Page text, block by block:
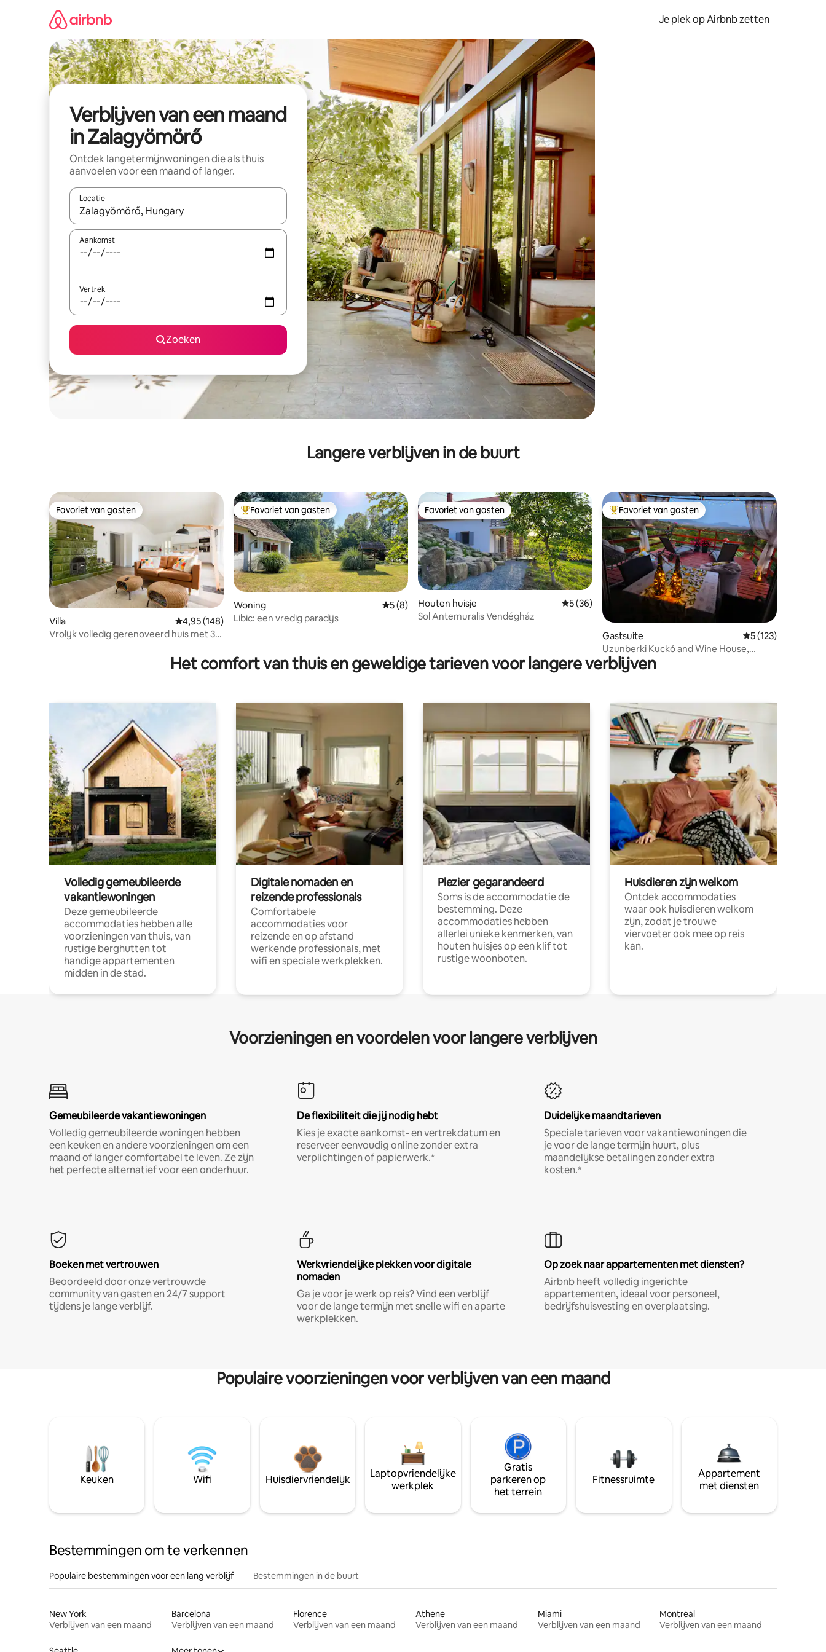
Je plek op Airbnb zetten
Verblijven van een maand
in Zalagyömörő
Ontdek langetermijnwoningen die als thuis
aanvoelen voor een maand of langer.
Locatie
Wanneer er resultaten beschikbaar zijn, maak je een keuze met je de pijltjestoetsen omhoog en omlaag, óf door te tikken of swipen.
Aankomst
Vertrek
Zoeken
Langere verblijven in de buurt
Favoriet van gasten
Favoriet van gasten
Villa Gemiddelde beoordeling van 4,95 op 5, 148 recensies
4,95 (148)
Vrolijk volledig gerenoveerd huis met 3
Topfavoriet van gasten
Favoriet van gasten
Woning Gemiddelde beoordeling van 5 op 5, 8 recensies
5 (8)
Libic: een vredig paradijs
Favoriet van gasten
Favoriet van gasten
Houten huisje Gemiddelde beoordeling van 5 op 5, 36 recensies
5 (36)
Sol Antemuralis Vendégház
Topfavoriet van gasten
Favoriet van gasten
Gastsuite Gemiddelde
5 (123)
Uzunberki Kuckó and Wine House,
Balaton Uplands
Het comfort van thuis en geweldige tarieven voor langere verblijven
Volledig gemeubileerde
vakantiewoningen
Deze gemeubileerde
accommodaties hebben alle
voorzieningen van thuis, van
rustige berghutten tot
handige appartementen
midden in de stad.
Digitale nomaden en
reizende professionals
Comfortabele
accommodaties voor
reizende en op afstand
werkende professionals, met
wifi en speciale werkplekken.
Plezier gegarandeerd
Soms is de accommodatie de
bestemming. Deze
accommodaties hebben
allerlei unieke kenmerken, van
houten huisjes op een klif tot
rustige woonboten.
Huisdieren zijn welkom
Ontdek accommodaties
waar ook huisdieren welkom
zijn, zodat je trouwe
viervoeter ook mee op reis
kan.
Voorzieningen en voordelen voor langere verblijven
Gemeubileerde vakantiewoningen
Volledig gemeubileerde woningen hebben
een keuken en andere voorzieningen om een
maand of langer comfortabel te leven. Ze zijn
het perfecte alternatief voor een onderhuur.
De flexibiliteit die jij nodig hebt
Kies je exacte aankomst- en vertrekdatum en
reserveer eenvoudig online zonder extra
verplichtingen of papierwerk.*
Duidelijke maandtarieven
Speciale tarieven voor vakantiewoningen die
je voor de lange termijn huurt, plus
maandelijkse betalingen zonder extra
kosten.*
Boeken met vertrouwen
Beoordeeld door onze vertrouwde
community van gasten en 24/7 support
tijdens je lange verblijf.
Werkvriendelijke plekken voor digitale
nomaden
Ga je voor je werk op reis? Vind een verblijf
voor de lange termijn met snelle wifi en aparte
werkplekken.
Op zoek naar appartementen met diensten?
Airbnb heeft volledig ingerichte
appartementen, ideaal voor personeel,
bedrijfshuisvesting en overplaatsing.
Populaire voorzieningen voor verblijven van een maand
Keuken Wifi Huisdiervriendelijk
Laptopvriendelijke
werkplek
Gratis
parkeren op
het terrein
Fitnessruimte
Appartement
met diensten
Bestemmingen om te verkennen
Populaire bestemmingen voor een lang verblijf Bestemmingen in de buurt
New York
Verblijven van een maand
Barcelona
Verblijven van een maand
Florence
Verblijven van een maand
Athene
Verblijven van een maand
Miami
Verblijven van een maand
Montreal
Verblijven van een maand